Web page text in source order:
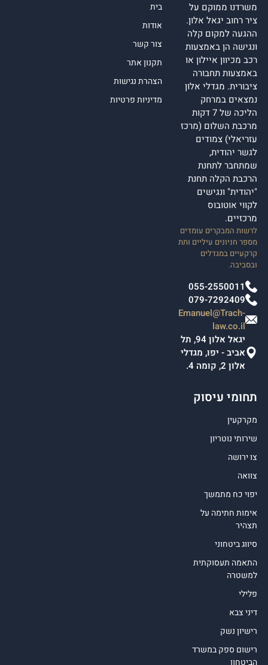
משרדנו ממוקם על
ציר רחוב יגאל אלון.
ההגעה למקום קלה
ונגישה הן באמצעות
רכב מכיוון איילון או
באמצעות תחבורה
ציבורית. מגדלי אלון
נמצאים במרחק
הליכה של 7 דקות
מרכבת השלום (מרכז
עזריאלי) צמודים
לגשר יהודית,
שמתחבר לתחנת
הרכבת הקלה תחנת
"יהודית" ונגישים
לקווי אוטובוס
מרכזיים.
לרשות המבקרים עומדים
מספר חניונים עיליים ותת
קרקעיים במגדלים
ובסביבה.
055-2550011
079-7292409
Emanuel@Trach-
law.co.il
יגאל אלון 94, תל
אביב - יפו, מגדלי
אלון 2, קומה 4.
בית
אודות
צור קשר
תקנון אתר
הצהרת נגישות
מדיניות פרטיות
תחומי עיסוק
מקרקעין
שירותי נוטריון
צו ירושה
צוואה
יפוי כח מתמשך
אימות חתימה על
תצהיר
סיווג ביטחוני
התאמה תעסוקתית
למשטרה
פלילי
דיני צבא
רישיון נשק
רישום ספק במשרד
הביטחון